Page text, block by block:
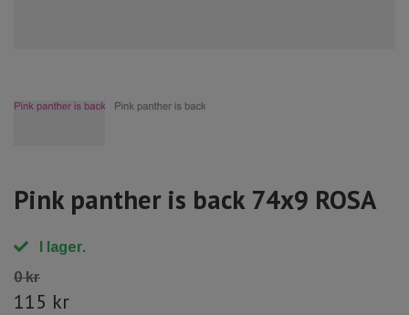
Pink panther is back 74x9 ROSA
I lager.
0 kr
115 kr